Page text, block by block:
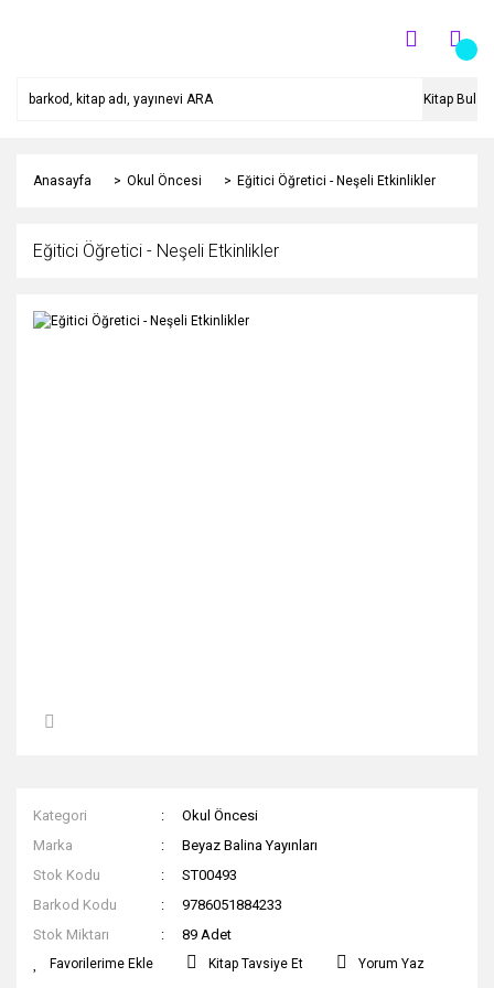
Kitap Bul
Anasayfa Okul Öncesi Eğitici Öğretici - Neşeli Etkinlikler
Eğitici Öğretici - Neşeli Etkinlikler
Kategori
Okul Öncesi
Marka
Beyaz Balina Yayınları
Stok Kodu
ST00493
Barkod Kodu
9786051884233
Stok Miktarı
89 Adet
Kitap Tavsiye Et Yorum Yaz